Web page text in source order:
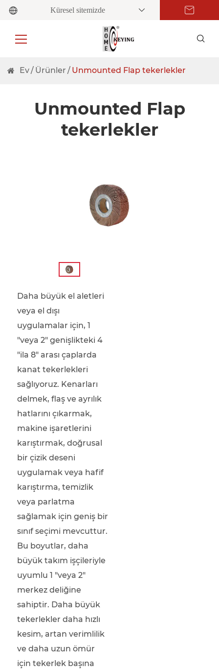
Küresel sitemizde
Ev Ürünler Unmounted Flap tekerlekler
Unmounted Flap
tekerlekler
Daha büyük el aletleri
veya el dışı
uygulamalar için, 1
"veya 2" genişlikteki 4
"ila 8" arası çaplarda
kanat tekerlekleri
sağlıyoruz. Kenarları
delmek, flaş ve ayrılık
hatlarını çıkarmak,
makine işaretlerini
karıştırmak, doğrusal
bir çizik deseni
uygulamak veya hafif
karıştırma, temizlik
veya parlatma
sağlamak için geniş bir
sınıf seçimi mevcuttur.
Bu boyutlar, daha
büyük takım işçileriyle
uyumlu 1 "veya 2"
merkez deliğine
sahiptir. Daha büyük
tekerlekler daha hızlı
kesim, artan verimlilik
ve daha uzun ömür
için tekerlek başına